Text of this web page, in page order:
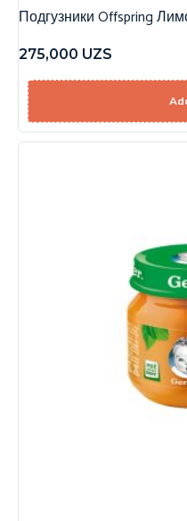
Подгузники Offspring
275,000 UZS